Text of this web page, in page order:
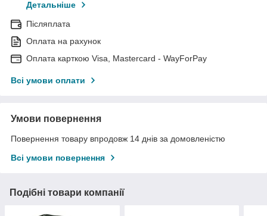
Детальніше
Післяплата
Оплата на рахунок
Оплата карткою Visa, Mastercard - WayForPay
Всі умови оплати
Умови повернення
Повернення товару впродовж 14 днів за домовленістю
Всі умови повернення
Подібні товари компанії